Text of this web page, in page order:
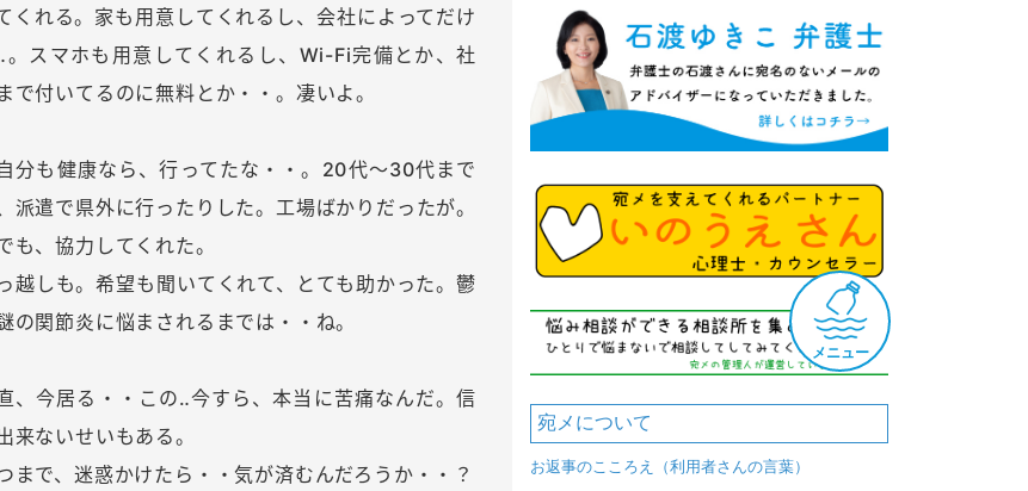
メニュー
くれる。家も用意してくれるし、会社によってだけ
。スマホも用意してくれるし、Wi-Fi完備とか、社
で付いてるのに無料とか・・。凄いよ。
分も健康なら、行ってたな・・。20代～30代まで
派遣で県外に行ったりした。工場ばかりだったが。
も、協力してくれた。
越しも。希望も聞いてくれて、とても助かった。鬱
の関節炎に悩まされるまでは・・ね。
、今居る・・この‥今すら、本当に苦痛なんだ。信
来ないせいもある。
まで、迷惑かけたら・・気が済むんだろうか・・？
宛メについて
お返事のこころえ（利用者さんの言葉）